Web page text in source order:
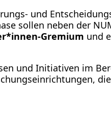
und
sollen neben der
Gremium und
und Initiativen im
die